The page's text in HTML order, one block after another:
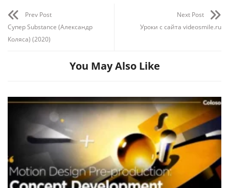
Prev Post
Супер Substance (Александр
Коляса) (2020)
Next Post
Уроки с сайта videosmile.ru
You May Also Like